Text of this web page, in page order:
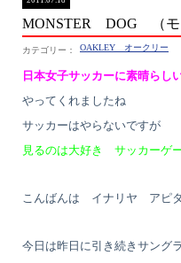
MONSTER DOG （モ
OAKLEY オークリー
日本女子サッカーに素晴らし
やってくれましたね
サッカーはやらないですが
見るのは大好き サッカーゲ
こんばんは イナリヤ アピ
今日は昨日に引き続きサング